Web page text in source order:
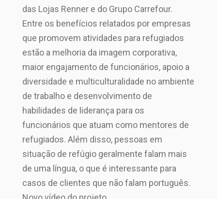
das Lojas Renner e do Grupo Carrefour.
Entre os benefícios relatados por empresas
que promovem atividades para refugiados
estão a melhoria da imagem corporativa,
maior engajamento de funcionários, apoio a
diversidade e multiculturalidade no ambiente
de trabalho e desenvolvimento de
habilidades de liderança para os
funcionários que atuam como mentores de
refugiados. Além disso, pessoas em
situação de refúgio geralmente falam mais
de uma língua, o que é interessante para
casos de clientes que não falam português.